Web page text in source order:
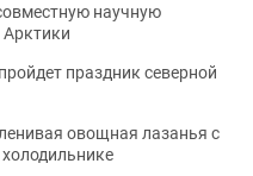
научную
праздник северной
овощная лазанья с